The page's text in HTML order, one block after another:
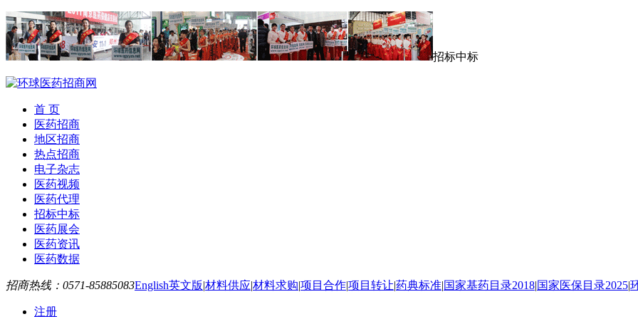
招标中标
首 页
医药招商
地区招商
热点招商
电子杂志
医药视频
医药代理
招标中标
医药展会
医药资讯
医药数据
招商热线：0571-85885083English英文版|材料供应|材料求购|项目合作|项目转让|药典标准|国家基药目录2018|国家医保目录2025|
注册